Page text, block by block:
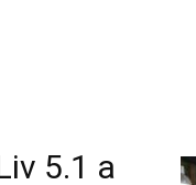
5.1 a